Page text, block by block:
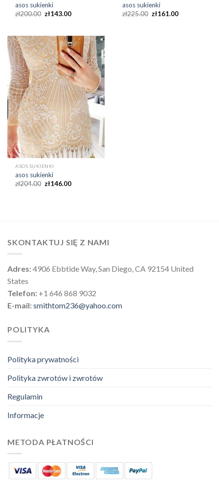
asos sukienki
zł200.00 zł143.00
asos sukienki
zł225.00 zł161.00
ASOS SUKIENKI
asos sukienki
zł204.00 zł146.00
SKONTAKTUJ SIĘ Z NAMI
Adres:4906 Ebbtide Way, San Diego, CA 92154 United
States
Telefon: +1 646 868 9032
E-mail:smithtom236@yahoo.com
POLITYKA
Polityka prywatności
Polityka zwrotów i zwrotów
Regulamin
Informacje
METODA PŁATNOŚCI